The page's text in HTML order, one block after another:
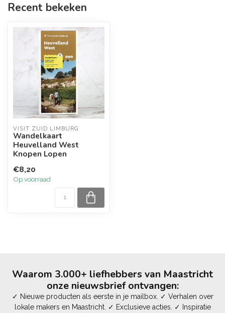
Recent bekeken
VISIT ZUID LIMBURG
Wandelkaart
Heuvelland West
Knopen Lopen
€8,20
Op voorraad
Waarom 3.000+ liefhebbers van Maastricht
onze nieuwsbrief ontvangen:
✓ Nieuwe producten als eerste in je mailbox. ✓ Verhalen over
lokale makers en Maastricht. ✓ Exclusieve acties. ✓ Inspiratie